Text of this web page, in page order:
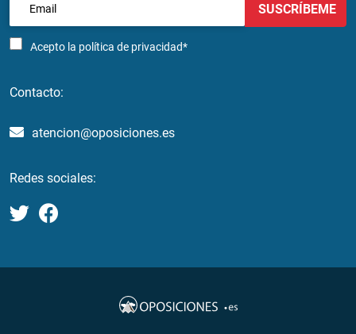
Acepto la política de privacidad*
SUSCRÍBEME
Contacto:
atencion@oposiciones.es
Redes sociales: